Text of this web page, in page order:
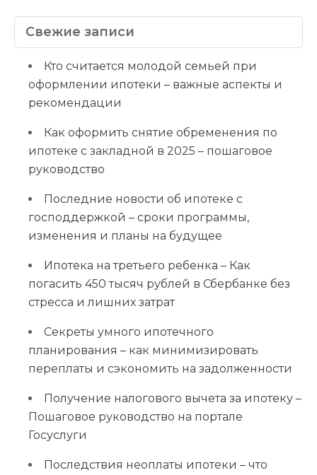
Свежие записи
Кто считается молодой семьей при
оформлении ипотеки – важные аспекты и
рекомендации
Как оформить снятие обременения по
ипотеке с закладной в 2025 – пошаговое
руководство
Последние новости об ипотеке с
господдержкой – сроки программы,
изменения и планы на будущее
Ипотека на третьего ребенка – Как
погасить 450 тысяч рублей в Сбербанке без
стресса и лишних затрат
Секреты умного ипотечного
планирования – как минимизировать
переплаты и сэкономить на задолженности
Получение налогового вычета за ипотеку –
Пошаговое руководство на портале
Госуслуги
Последствия неоплаты ипотеки – что